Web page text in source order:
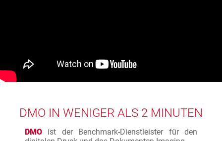
DMO IN WENIGER ALS 2 MINUTEN
DMO ist der Benchmark-Dienstleister für den